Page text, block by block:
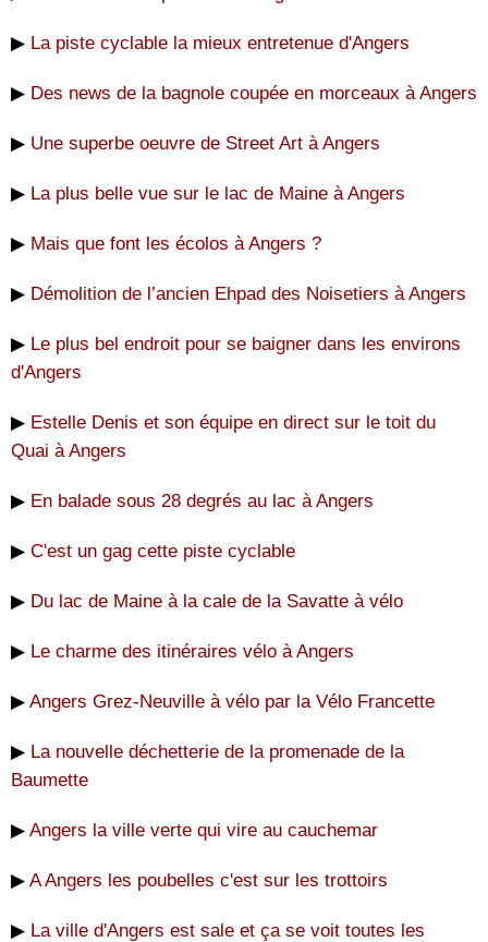
▶ La piste cyclable la mieux entretenue d'Angers
▶ Des news de la bagnole coupée en morceaux à Angers
▶ Une superbe oeuvre de Street Art à Angers
▶ La plus belle vue sur le lac de Maine à Angers
▶ Mais que font les écolos à Angers ?
▶ Démolition de l’ancien Ehpad des Noisetiers à Angers
▶ Le plus bel endroit pour se baigner dans les environs
d'Angers
▶ Estelle Denis et son équipe en direct sur le toit du
Quai à Angers
▶ En balade sous 28 degrés au lac à Angers
▶ C'est un gag cette piste cyclable
▶ Du lac de Maine à la cale de la Savatte à vélo
▶ Le charme des itinéraires vélo à Angers
▶ Angers Grez-Neuville à vélo par la Vélo Francette
▶ La nouvelle déchetterie de la promenade de la
Baumette
▶ Angers la ville verte qui vire au cauchemar
▶ A Angers les poubelles c'est sur les trottoirs
▶ La ville d'Angers est sale et ça se voit toutes les